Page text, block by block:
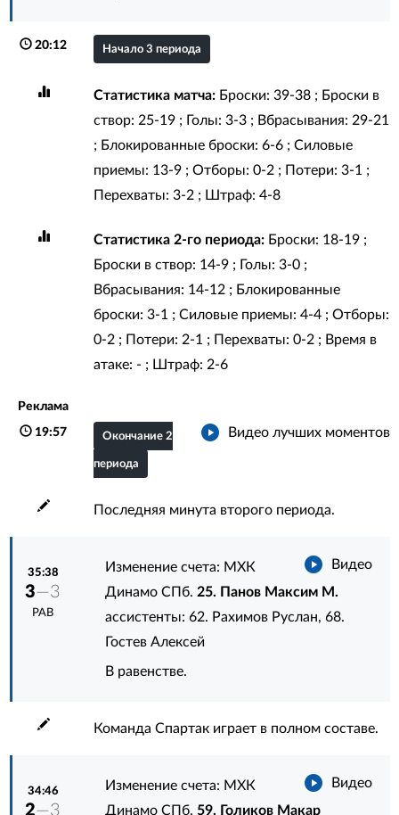
20:12 Начало 3 периода
Статистика матча:Броски: 39-38 ; Броски в
створ: 25-19 ; Голы: 3-3 ; Вбрасывания: 29-21
; Блокированные броски: 6-6 ; Силовые
приемы: 13-9 ; Отборы: 0-2 ; Потери: 3-1 ;
Перехваты: 3-2 ; Штраф: 4-8
Статистика 2-го периода:Броски: 18-19 ;
Броски в створ: 14-9 ; Голы: 3-0 ;
Вбрасывания: 14-12 ; Блокированные
броски: 3-1 ; Силовые приемы: 4-4 ; Отборы:
0-2 ; Потери: 2-1 ; Перехваты: 0-2 ; Время в
атаке: - ; Штраф: 2-6
Реклама
19:57 Видео лучших моментов
Окончание 2
периода
Последняя минута второго периода.
35:38
3—3
РАВ
Видео
Изменение счета: МХК
Динамо СПб.25. Панов Максим М.
ассистенты:62. Рахимов Руслан,68.
Гостев Алексей
В равенстве.
Команда Спартак играет в полном составе.
34:46
2—3
Видео
Изменение счета: МХК
Динамо СПб.59. Голиков Макар